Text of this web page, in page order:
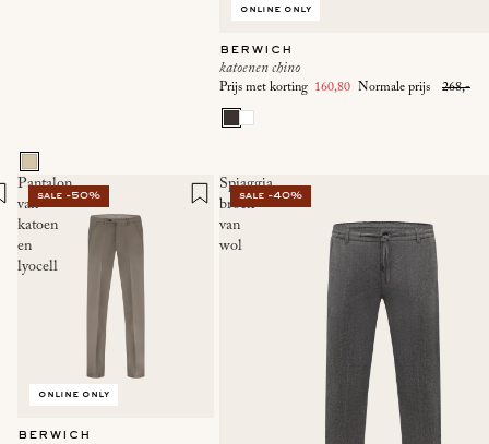
online only
berwich
katoenen chino
Prijs met korting 160,80 Normale prijs 268,-
Pantalon
van
katoen
en
lyocell
sale -50%
online only
berwich
Spiaggia
broek
van
wol
sale -40%